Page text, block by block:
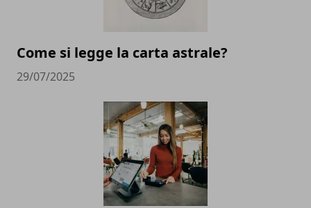
Come si legge la carta astrale?
29/07/2025